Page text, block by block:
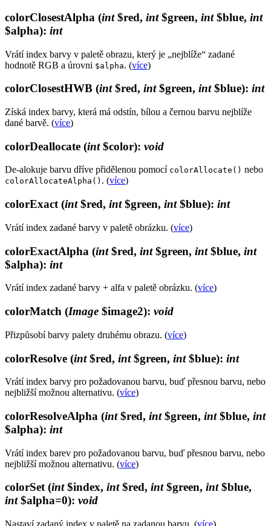
colorClosestAlpha (int$red, int$green, int$blue, int
$alpha): int
Vrátí index barvy v paletě obrazu, který je „nejblíže“ zadané
hodnotě RGB a úrovni $alpha. (více)
colorClosestHWB (int$red, int$green, int$blue): int
Získá index barvy, která má odstín, bílou a černou barvu nejblíže
dané barvě. (více)
colorDeallocate (int$color): void
De-alokuje barvu dříve přidělenou pomocí colorAllocate() nebo
colorAllocateAlpha() . (více)
colorExact (int$red, int$green, int$blue): int
Vrátí index zadané barvy v paletě obrázku. (více)
colorExactAlpha (int$red, int$green, int$blue, int
$alpha): int
Vrátí index zadané barvy + alfa v paletě obrázku. (více)
colorMatch (Image $image2): void
Přizpůsobí barvy palety druhému obrazu. (více)
colorResolve (int$red, int$green, int$blue): int
Vrátí index barvy pro požadovanou barvu, buď přesnou barvu, nebo
nejbližší možnou alternativu. (více)
colorResolveAlpha (int$red, int$green, int$blue, int
$alpha): int
Vrátí index barev pro požadovanou barvu, buď přesnou barvu, nebo
nejbližší možnou alternativu. (více)
colorSet(int$index, int$red, int$green, int$blue,
int$alpha=0): void
Nastaví zadaný index v paletě na zadanou barvu. (více)